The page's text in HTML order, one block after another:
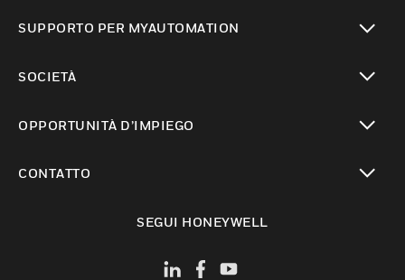
SUPPORTO PER MYAUTOMATION
SOCIETÀ
OPPORTUNITÀ D’IMPIEGO
CONTATTO
SEGUI HONEYWELL